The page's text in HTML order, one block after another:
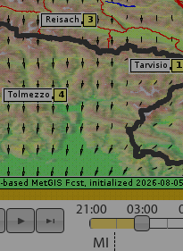
21:00 03:00
MI